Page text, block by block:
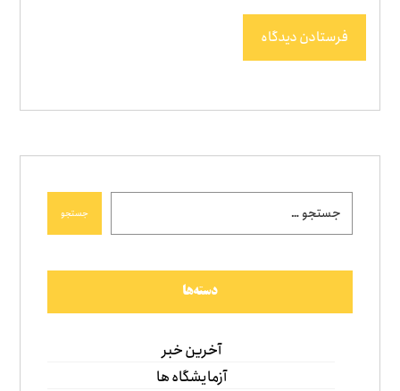
فرستادن دیدگاه
جستجو
دسته‌ها
آخرین خبر
آزمایشگاه ها